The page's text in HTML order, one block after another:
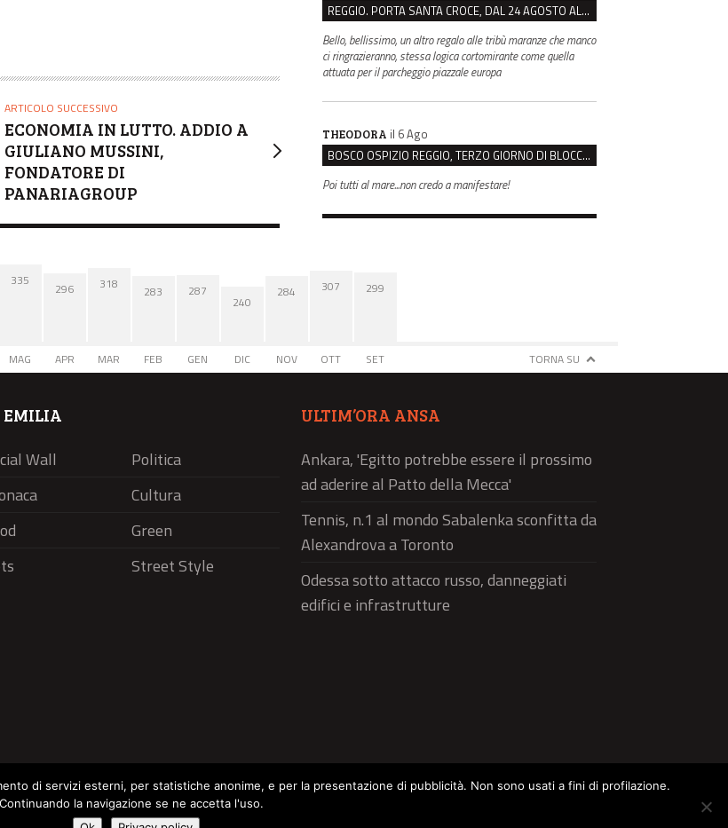
ARTICOLO SUCCESSIVO
ECONOMIA IN LUTTO. ADDIO A
GIULIANO MUSSINI,
FONDATORE DI
PANARIAGROUP
REGGIO. PORTA SANTA CROCE, DAL 24 AGOSTO AL VIA IL CANTIERE PER IL NUOVO COLLETTORE FOGNARIO
Bello, bellissimo, un altro regalo alle tribù maranze che manco
ci ringrazieranno, stessa logica cortomirante come quella
attuata per il parcheggio piazzale europa
THEODORA il 6 Ago
BOSCO OSPIZIO REGGIO, TERZO GIORNO DI BLOCCO. IL COMITATO: “PRESIDIO FINO A VENERDÌ”
Poi tutti al mare...non credo a manifestare!
335
MAG
296
APR
318
MAR
283
FEB
287
GEN
240
DIC
284
NOV
307
OTT
299
SET TORNA SU
EMILIA
Wall
Politica
Cultura
Green
Street Style
ULTIM’ORA ANSA
Ankara, 'Egitto potrebbe essere il prossimo
ad aderire al Patto della Mecca'
Tennis, n.1 al mondo Sabalenka sconfitta da
Alexandrova a Toronto
Odessa sotto attacco russo, danneggiati
edifici e infrastrutture
Social Wall Politica
di servizi esterni, per statistiche anonime, e per la presentazione di pubblicità. Non sono usati a fini di profilazione.
Continuando la navigazione se ne accetta l'uso.